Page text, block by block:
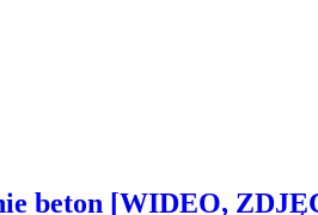
beton [WIDEO,